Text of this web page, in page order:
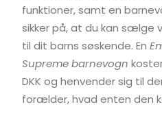
funktioner, samt en
sikker på, at du kan sælge
til dit barns søskende. En
Supreme barnevogn
DKK og henvender sig til
forælder, hvad enten den